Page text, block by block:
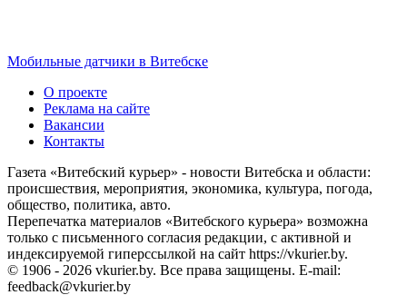
Мобильные датчики в Витебске
О проекте
Реклама на сайте
Вакансии
Контакты
Газета «Витебский курьер» - новости Витебска и области:
происшествия, мероприятия, экономика, культура, погода,
общество, политика, авто.
Перепечатка материалов «Витебского курьера» возможна
только с письменного согласия редакции, с активной и
индексируемой гиперссылкой на сайт https://vkurier.by.
© 1906 - 2026 vkurier.by. Все права защищены. E-mail:
feedback@vkurier.by